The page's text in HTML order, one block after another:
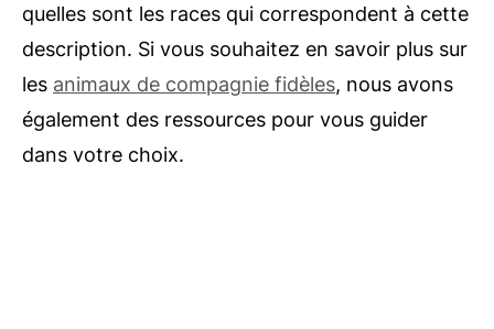
quelles sont les races qui correspondent à cette
description. Si vous souhaitez en savoir plus sur
les animaux de compagnie fidèles, nous avons
également des ressources pour vous guider
dans votre choix.